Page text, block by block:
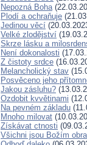
Nepozná Boha
Plodí a ochraňuje
Jedinou věcí
Velké zlodějství
Skrze lásku a
Není dokonalosti
Z čistoty srdce
Melancholický stav
Posvěceno jeho
Jakou zásluhu?
Ozdobit kvvětinami
Na pevném základu
Mnoho milovat
Získávat ctnosti
Všichni jsou Božím